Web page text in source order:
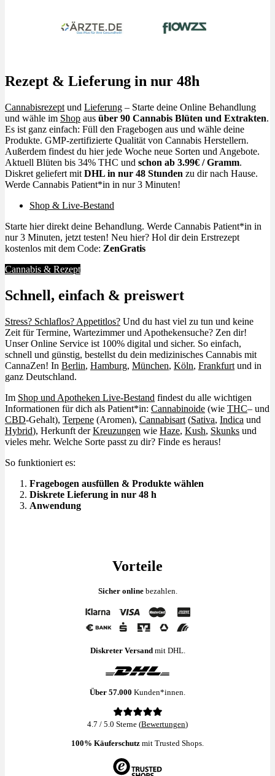
Rezept & Lieferung in nur 48h
Cannabisrezept und Lieferung – Starte deine Online Behandlung
und wähle im Shop aus über 90 Cannabis Blüten und Extrakten.
Es ist ganz einfach: Füll den Fragebogen aus und wähle deine
Produkte. GMP-zertifizierte Qualität von Cannabis Herstellern.
Außerdem findest du hier jede Woche neue Sorten und Angebote.
Aktuell Blüten bis 34% THC und schon ab 3.99€ / Gramm.
Diskret geliefert mit DHL in nur 48 Stunden zu dir nach Hause.
Werde Cannabis Patient*in in nur 3 Minuten!
Shop & Live-Bestand
Starte hier direkt deine Behandlung. Werde Cannabis Patient*in in
nur 3 Minuten, jetzt testen! Neu hier? Hol dir dein Erstrezept
kostenlos mit dem Code: ZenGratis
Cannabis & Rezept
Schnell, einfach & preiswert
Stress? Schlaflos? Appetitlos? Und du hast viel zu tun und keine
Zeit für Termine, Wartezimmer und Apothekensuche? Zen dir!
Unser Online Service ist 100% digital und sicher. So einfach,
schnell und günstig, bestellst du dein medizinisches Cannabis mit
CannaZen! In Berlin, Hamburg, München, Köln, Frankfurt und in
ganz Deutschland.
Im Shop und Apotheken Live-Bestand findest du alle wichtigen
Informationen für dich als Patient*in: Cannabinoide (wie THC– und
CBD-Gehalt), Terpene (Aromen), Cannabisart (Sativa, Indica und
Hybrid), Herkunft derKreuzungen wie Haze, Kush, Skunks und
vieles mehr. Welche Sorte passt zu dir? Finde es heraus!
So funktioniert es:
Fragebogen ausfüllen & Produkte wählen
Diskrete Lieferung in nur 48 h
Anwendung
Vorteile
Sicher onlinebezahlen.
Diskreter Versandmit DHL.
Über 57.000 Kunden*innen.
4.7 / 5.0 Sterne (Bewertungen)
100% Käuferschutz mit Trusted Shops.